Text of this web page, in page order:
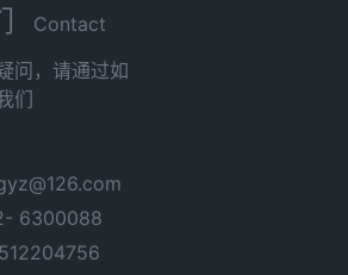
Contact
问，请通过如
们
6300088